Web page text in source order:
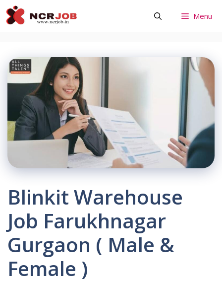
Skip
to
Menu
Blinkit Warehouse
Job Farukhnagar
Gurgaon ( Male &
Female )